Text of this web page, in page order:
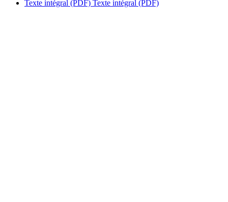
Texte intégral (PDF) Texte intégral (PDF)